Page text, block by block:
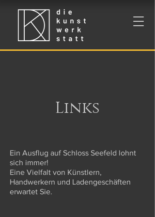
Links
Ein Ausflug auf Schloss Seefeld lohnt
sich immer!
Eine Vielfalt von Künstlern,
Handwerkern und Ladengeschäften
erwartet Sie.